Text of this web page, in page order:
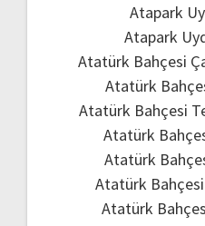
Atapark
Atapark
Atatürk Bahçesi
Atatürk
Atatürk Bahçesi
Atatürk
Atatürk
Atatürk
Atatürk